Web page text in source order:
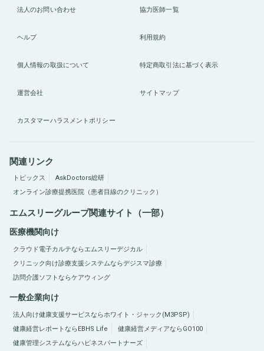
法人のお問い合わせ 協力医師一覧
ヘルプ 利用規約
個人情報の取扱について 特定商取引法に基づく表示
運営会社 サイトマップ
カスタマーハラスメントポリシー
関連リンク
トピックス
AskDoctors総研
オンライン診療提携医院（患者目線のクリニック）
エムスリーグループ関連サイト（一部）
医療機関向け
クラウド電子カルテならエムスリーデジカル
クリニック向け診療支援システムならデジスマ診療
訪問介護ソフトならケアウィング
一般企業向け
法人向け健康支援サービスならホワイト・ジャック(M3PSP)
健康経営レポートならEBHS Life
健康経営メディアならGO100
健康管理システムならハピネスパートナーズ